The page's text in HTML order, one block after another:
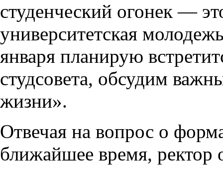
студенческий огонек —
университетская
января планирую
студсовета, обсудим
жизни».
Отвечая на вопрос о
ближайшее время, ректор